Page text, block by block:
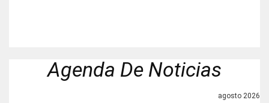
Agenda De Noticias
agosto 2026